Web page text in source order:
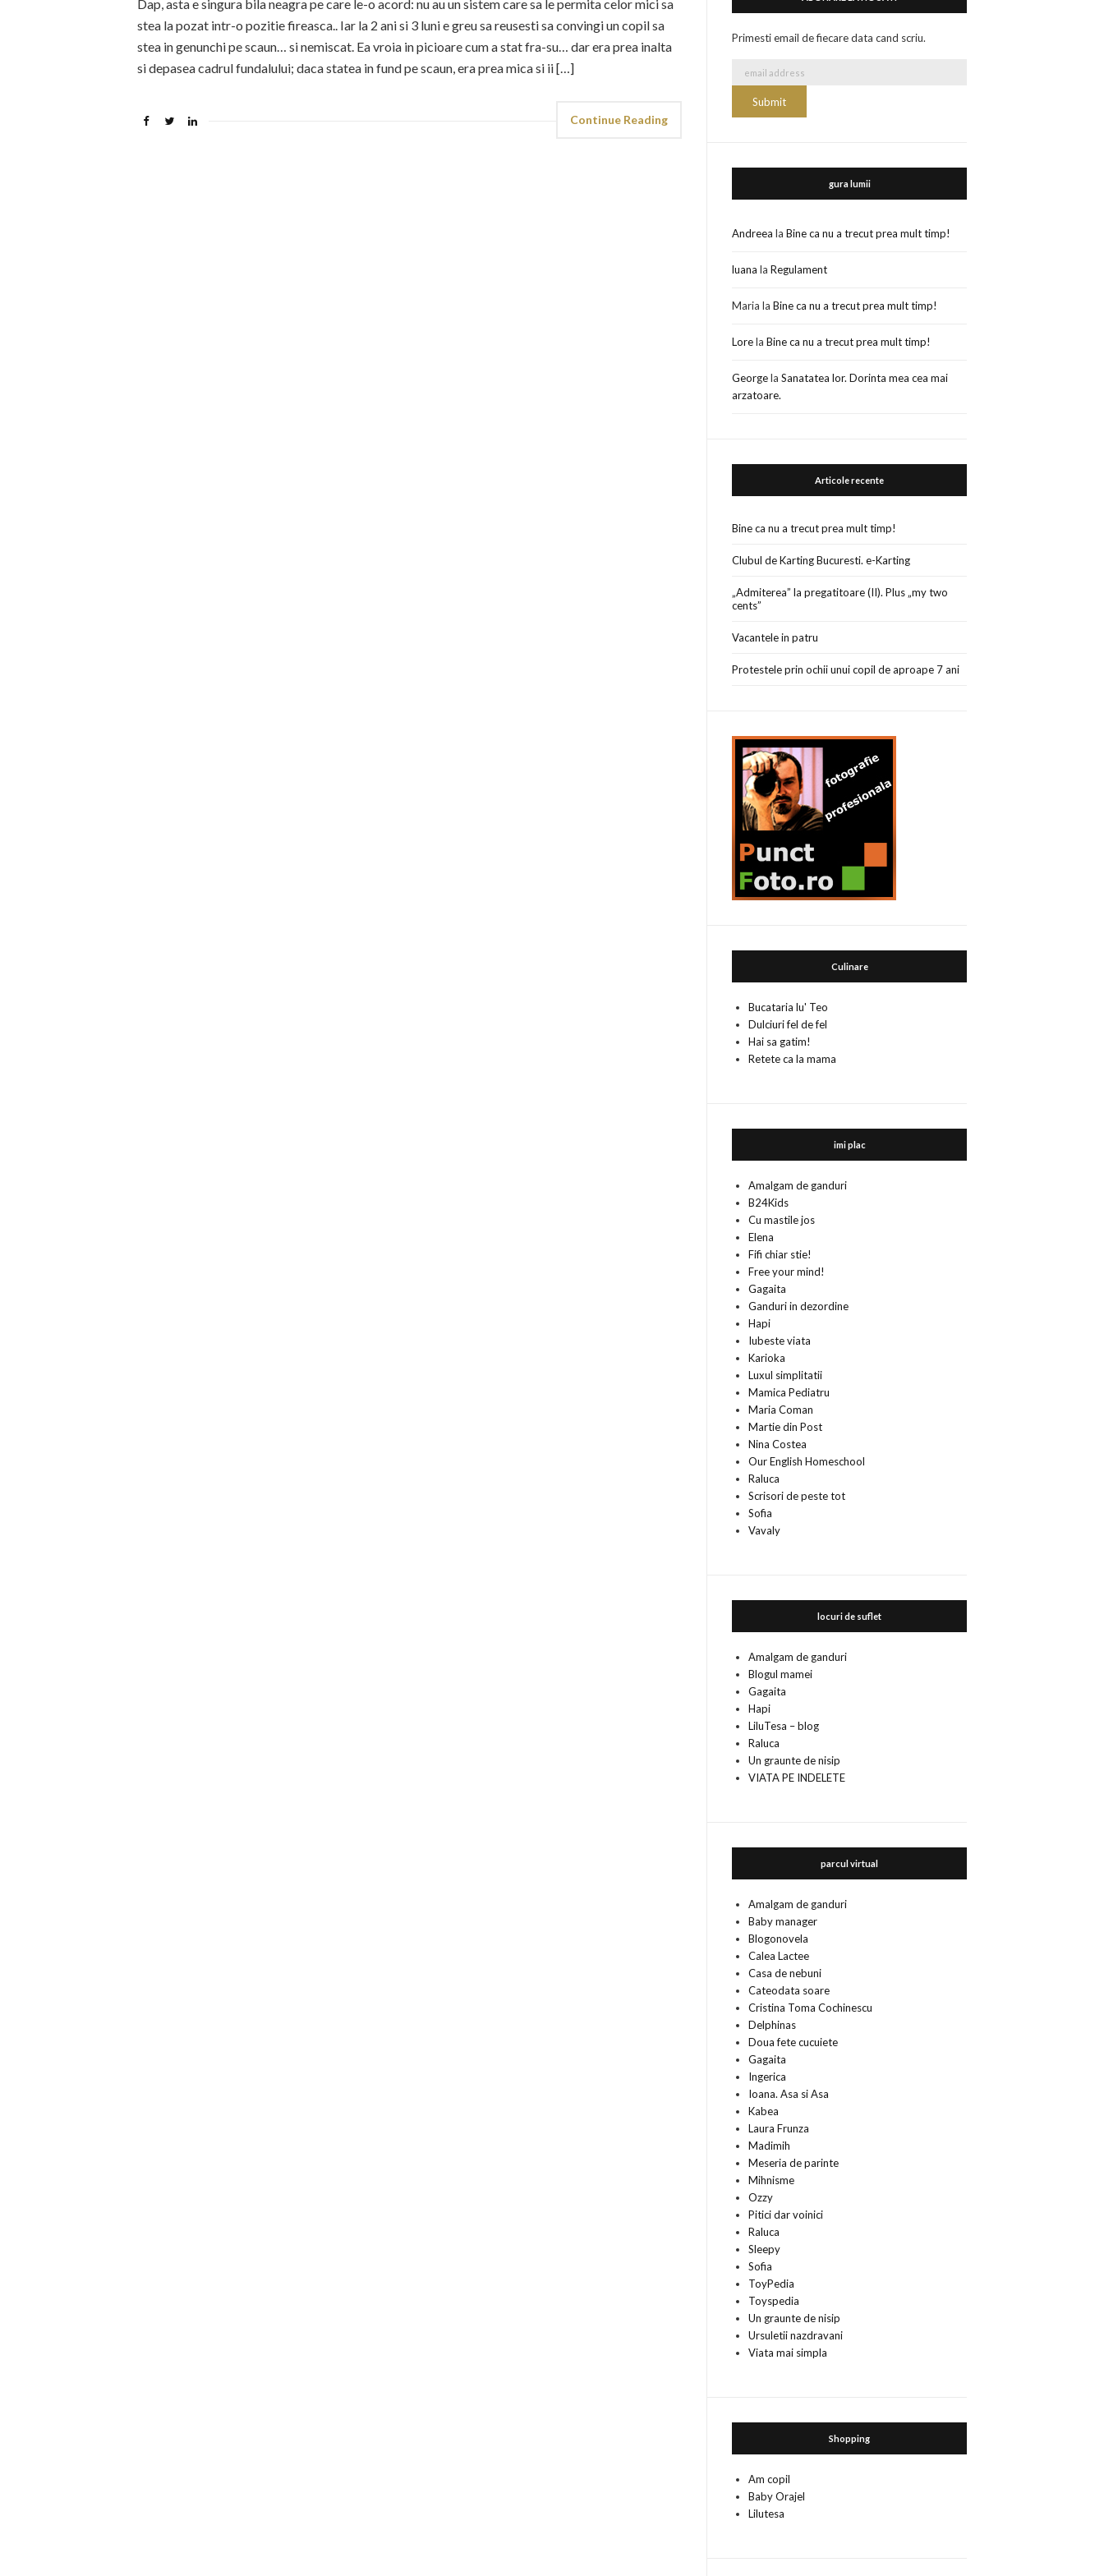
Dap, asta e singura bila neagra pe care le-o acord: nu au un sistem care sa le permita celor mici sa
stea la pozat intr-o pozitie fireasca.. Iar la 2 ani si 3 luni e greu sa reusesti sa convingi un copil sa
stea in genunchi pe scaun… si nemiscat. Ea vroia in picioare cum a stat fra-su… dar era prea inalta
si depasea cadrul fundalului; daca statea in fund pe scaun, era prea mica si ii […]
Continue Reading
Primesti email de fiecare data cand scriu.
gura lumii
Andreea laBine ca nu a trecut prea mult timp!
luana laRegulament
Maria laBine ca nu a trecut prea mult timp!
LorelaBine ca nu a trecut prea mult timp!
GeorgelaSanatatea lor. Dorinta mea cea mai
arzatoare.
Articole recente
Bine ca nu a trecut prea mult timp!
Clubul de Karting Bucuresti. e-Karting
„Admiterea” la pregatitoare (II). Plus „my two
cents”
Vacantele in patru
Protestele prin ochii unui copil de aproape 7 ani
Culinare
Bucataria lu' Teo
Dulciuri fel de fel
Hai sa gatim!
Retete ca la mama
imi plac
Amalgam de ganduri
B24Kids
Cu mastile jos
Elena
Fifi chiar stie!
Free your mind!
Gagaita
Ganduri in dezordine
Hapi
Iubeste viata
Karioka
Luxul simplitatii
Mamica Pediatru
Maria Coman
Martie din Post
Nina Costea
Our English Homeschool
Raluca
Scrisori de peste tot
Sofia
Vavaly
locuri de suflet
Amalgam de ganduri
Blogul mamei
Gagaita
Hapi
LiluTesa – blog
Raluca
Un graunte de nisip
VIATA PE INDELETE
parcul virtual
Amalgam de ganduri
Baby manager
Blogonovela
Calea Lactee
Casa de nebuni
Cateodata soare
Cristina Toma Cochinescu
Delphinas
Doua fete cucuiete
Gagaita
Ingerica
Ioana. Asa si Asa
Kabea
Laura Frunza
Madimih
Meseria de parinte
Mihnisme
Ozzy
Pitici dar voinici
Raluca
Sleepy
Sofia
ToyPedia
Toyspedia
Un graunte de nisip
Ursuletii nazdravani
Viata mai simpla
Shopping
Am copil
Baby Orajel
Lilutesa